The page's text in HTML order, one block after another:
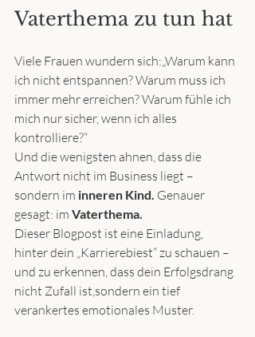
Vaterthema zu tun hat
Viele Frauen wundern sich:„Warum kann
ich nicht entspannen? Warum muss ich
immer mehr erreichen? Warum fühle ich
mich nur sicher, wenn ich alles
kontrolliere?“
Und die wenigsten ahnen, dass die
Antwort nicht im Business liegt –
sondern im inneren Kind. Genauer
gesagt: im Vaterthema.
Dieser Blogpost ist eine Einladung,
hinter dein „Karrierebiest“ zu schauen –
und zu erkennen, dass dein Erfolgsdrang
nicht Zufall ist,sondern ein tief
verankertes emotionales Muster.